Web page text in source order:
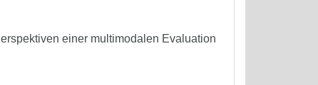
einer multimodalen Evaluation